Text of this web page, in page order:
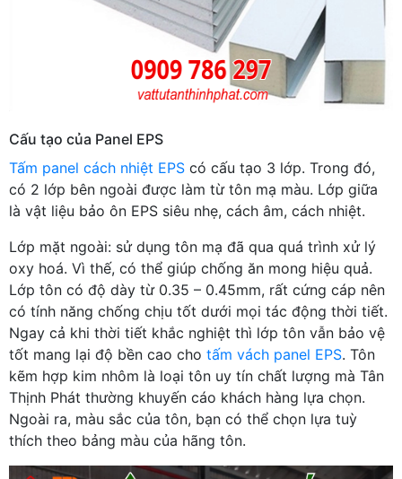
Cấu tạo của Panel EPS
Tấm panel cách nhiệt EPS có cấu tạo 3 lớp. Trong đó,
có 2 lớp bên ngoài được làm từ tôn mạ màu. Lớp giữa
là vật liệu bảo ôn EPS siêu nhẹ, cách âm, cách nhiệt.
Lớp mặt ngoài: sử dụng tôn mạ đã qua quá trình xử lý
oxy hoá. Vì thế, có thể giúp chống ăn mong hiệu quả.
Lớp tôn có độ dày từ 0.35 – 0.45mm, rất cứng cáp nên
có tính năng chống chịu tốt dưới mọi tác động thời tiết.
Ngay cả khi thời tiết khắc nghiệt thì lớp tôn vẫn bảo vệ
tốt mang lại độ bền cao cho tấm vách panel EPS. Tôn
kẽm hợp kim nhôm là loại tôn uy tín chất lượng mà Tân
Thịnh Phát thường khuyến cáo khách hàng lựa chọn.
Ngoài ra, màu sắc của tôn, bạn có thể chọn lựa tuỳ
thích theo bảng màu của hãng tôn.